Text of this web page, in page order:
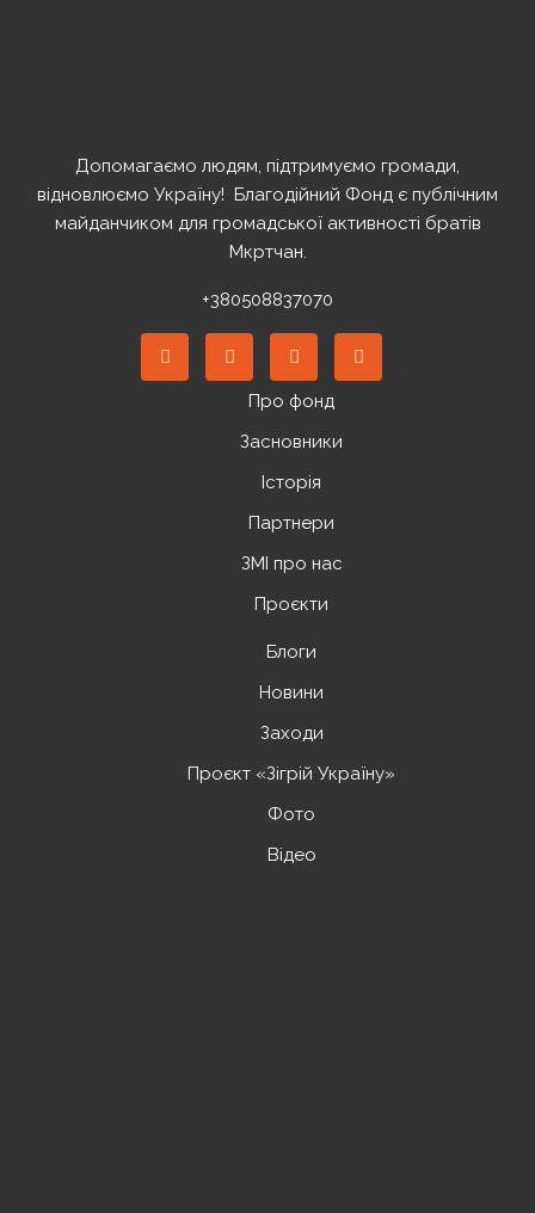
Допомагаємо людям, підтримуємо громади,
відновлюємо Україну! ️ Благодійний Фонд є публічним
майданчиком для громадської активності братів
Мкртчан.
+380508837070
Про фонд
Засновники
Історія
Партнери
ЗМІ про нас
Проєкти
Блоги
Новини
Заходи
Проєкт «Зігрій Україну»
Фото
Відео